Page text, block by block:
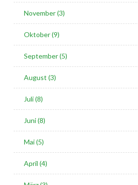
November (3)
Oktober (9)
September (5)
August (3)
Juli (8)
Juni (8)
Mai (5)
April (4)